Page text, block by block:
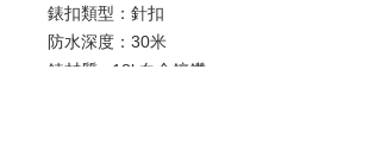
錶扣類型：針扣
防水深度：30米
錶材質 : 18k白金鑲鑽